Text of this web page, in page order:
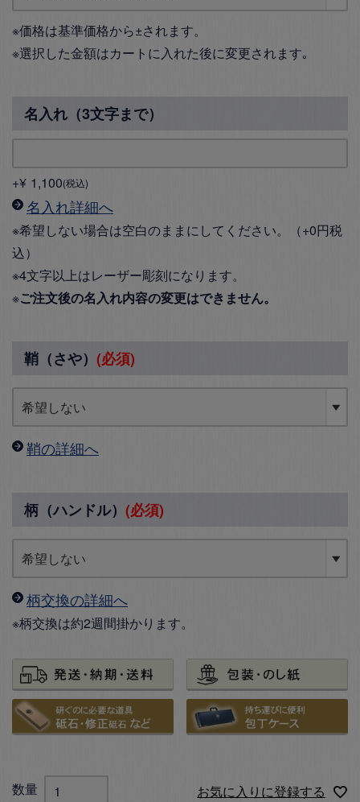
※価格は基準価格から±されます。
※選択した金額はカートに入れた後に変更されます｡
名入れ（3文字まで）
+¥ 1,100 税込
名入れ詳細へ
※希望しない場合は空白のままにしてください。（+0円税
込）
※4文字以上はレーザー彫刻になります。
※ご注文後の名入れ内容の変更はできません。
鞘（さや） (必須)
鞘の詳細へ
柄（ハンドル） (必須)
柄交換の詳細へ
※柄交換は約2週間掛かります。
お気に入りに登録する